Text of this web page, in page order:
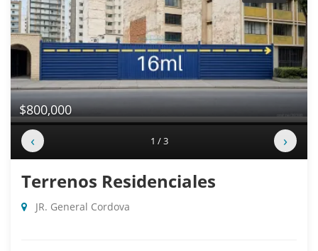
$800,000
‹ 1 / 3 ›
Terrenos Residenciales
JR. General Cordova